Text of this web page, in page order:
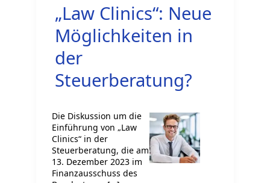
„Law Clinics“: Neue
Möglichkeiten in
der
Steuerberatung?
Die Diskussion um die
Einführung von „Law
Clinics“ in der
Steuerberatung, die am
13. Dezember 2023 im
Finanzausschuss des